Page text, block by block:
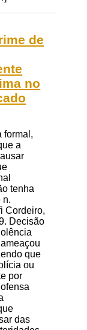
de
no
formal,
a
tenha
n.
Cordeiro,
Decisão
que
ou
por
das